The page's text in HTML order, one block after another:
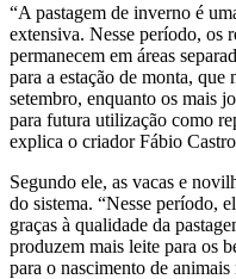
“A pastagem de inverno é
extensiva. Nesse período, os
permanecem em áreas
para a estação de monta, que
setembro, enquanto os mais
para futura utilização como
explica o criador Fábio
Segundo ele, as vacas e
do sistema. “Nesse período,
graças à qualidade da
produzem mais leite para os
para o nascimento de